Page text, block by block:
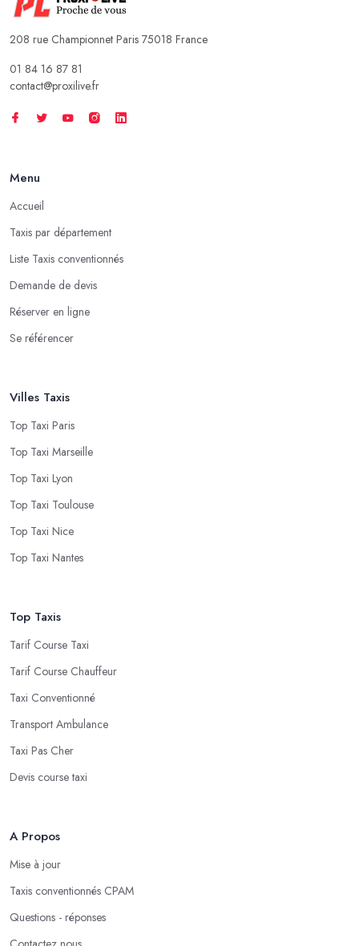
208 rue Championnet Paris 75018 France
01 84 16 87 81
contact@proxilive.fr
Menu
Accueil
Taxis par département
Liste Taxis conventionnés
Demande de devis
Réserver en ligne
Se référencer
Villes Taxis
Top Taxi Paris
Top Taxi Marseille
Top Taxi Lyon
Top Taxi Toulouse
Top Taxi Nice
Top Taxi Nantes
Top Taxis
Tarif Course Taxi
Tarif Course Chauffeur
Taxi Conventionné
Transport Ambulance
Taxi Pas Cher
Devis course taxi
A Propos
Mise à jour
Taxis conventionnés CPAM
Questions - réponses